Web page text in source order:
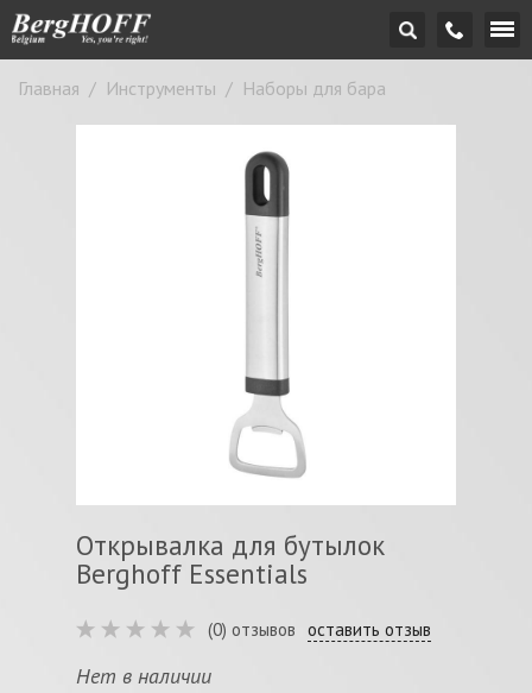
Главная / Инструменты / Наборы для бара
Открывалка для бутылок
Berghoff Essentials
(0) отзывов оставить отзыв
Нет в наличии